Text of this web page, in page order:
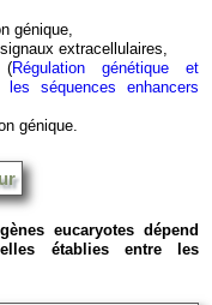
génique,
extracellulaires,
(Régulation génétique et
séquences enhancers
génique.
eucaryotes dépend
établies entre les